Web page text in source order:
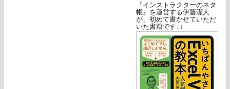
『インストラクターのネタ
帳』を運営する伊藤潔人
が、初めて書かせていただ
いた書籍です↓↓